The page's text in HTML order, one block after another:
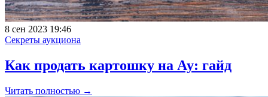
8 сен 2023 19:46
Секреты аукциона
Как продать картошку на Ау: гайд
Читать полностью →